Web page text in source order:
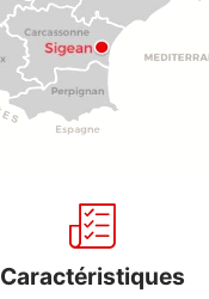
Caractéristiques